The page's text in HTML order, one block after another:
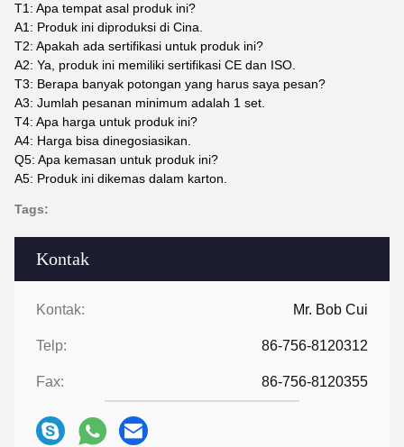
Kontak
Kontak: Mr. Bob Cui
Telp: 86-756-8120312
Fax: 86-756-8120355
T1: Apa tempat asal produk ini?
A1: Produk ini diproduksi di Cina.
T2: Apakah ada sertifikasi untuk produk ini?
A2: Ya, produk ini memiliki sertifikasi CE dan ISO.
T3: Berapa banyak potongan yang harus saya pesan?
A3: Jumlah pesanan minimum adalah 1 set.
T4: Apa harga untuk produk ini?
A4: Harga bisa dinegosiasikan.
Q5: Apa kemasan untuk produk ini?
A5: Produk ini dikemas dalam karton.
Tags: